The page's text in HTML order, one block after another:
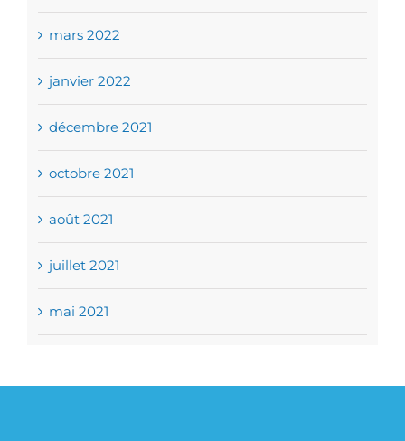
mars 2022
janvier 2022
décembre 2021
octobre 2021
août 2021
juillet 2021
mai 2021